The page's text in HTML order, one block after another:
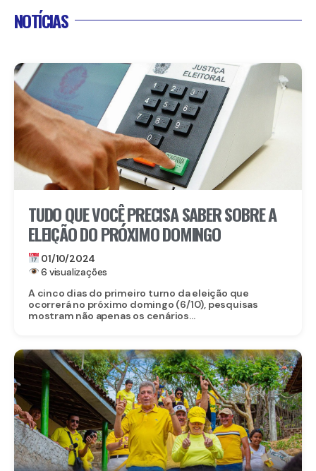
NOTÍCIAS
TUDO QUE VOCÊ PRECISA SABER SOBRE A
ELEIÇÃO DO PRÓXIMO DOMINGO
01/10/2024
6 visualizações
A cinco dias do primeiro turno da eleição que
ocorrerá no próximo domingo (6/10), pesquisas
mostram não apenas os cenários...